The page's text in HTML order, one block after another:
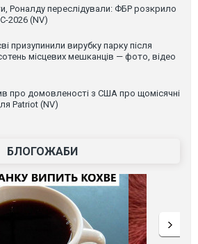
Роналду переслідували: ФБР розкрило
2026 (NV)
призупинили вирубку парку після
сотень місцевих мешканців — фото, відео
про домовленості з США про щомісячні
Patriot (NV)
БЛОГОЖАБИ